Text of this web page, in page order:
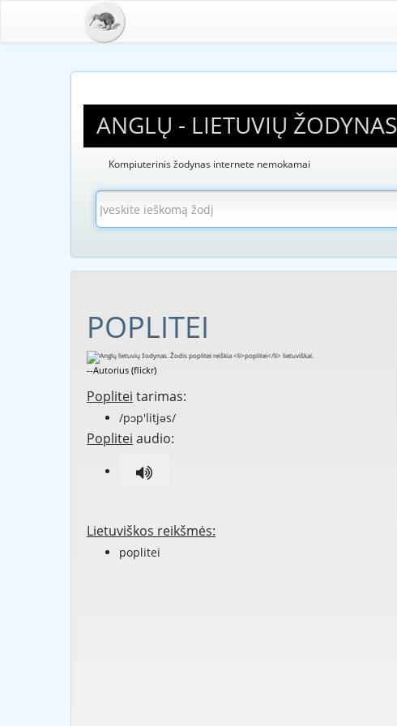
ANGLŲ - LIETUVIŲ ŽODYNAS
Kompiuterinis žodynas internete nemokamai
POPLITEI
--Autorius (flickr)
Poplitei tarimas:
/pɔp'litjəs/
Poplitei audio:
Lietuviškos reikšmės:
poplitei